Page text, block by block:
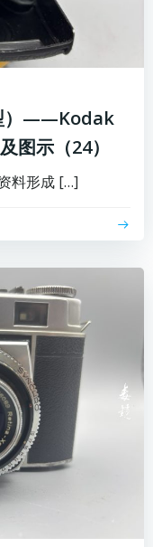
）——Kodak
图示（24）
料形成 […]